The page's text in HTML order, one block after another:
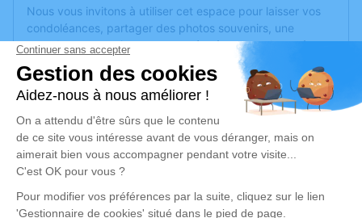
Nous vous invitons à utiliser cet espace pour laisser vos
condoléances, partager des photos souvenirs, une
anecdote ou exprimer vos pensées à travers des poèmes
ou des textes. Cet endroit est un lieu d'expression dédié à
honorer la mémoire de Monique ADAM.
Un service de plantation d’arbre hommage estdisponible